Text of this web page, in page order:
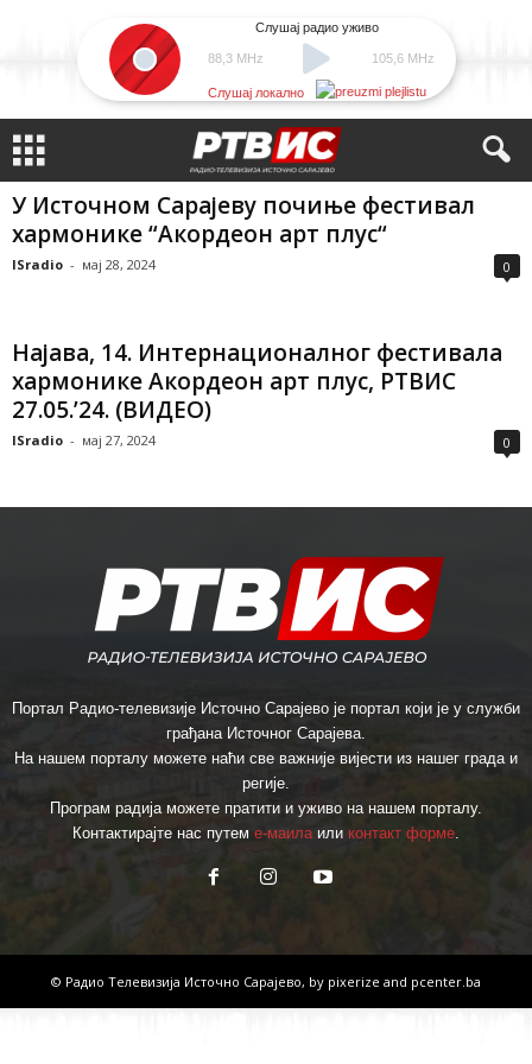
88,3 MHz
Слушај радио уживо
105,6 MHz
Слушај локално
У Источном Сарајеву почиње фестивал
хармонике “Акордеон арт плус“
ISradio - мај 28, 2024 0
Најава, 14. Интернационалног фестивала
хармонике Акордеон арт плус, РТВИС
27.05.’24. (ВИДЕО)
ISradio - мај 27, 2024 0
Портал Радио-телевизије Источно Сарајево је портал који је у служби
грађана Источног Сарајева.
На нашем порталу можете наћи све важније вијести из нашег града и
регије.
Програм радија можете пратити и уживо на нашем порталу.
Контактирајте нас путем е-маилаили контакт форме.
© Радио Телевизија Источно Сарајево, by pixerize and pcenter.ba